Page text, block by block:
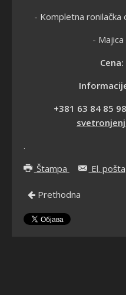
- Kompletna
-
+381 63 84 85
.
Štampa
El. pošta
Prethodna